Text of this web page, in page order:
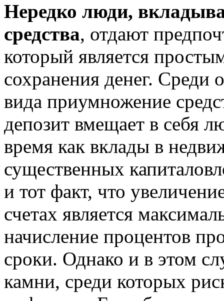
Нередко люди,
средства, отдают
который является
сохранения денег. Среди
вида приумножение
депозит вмещает в себя
время как вклады в
существенных
и тот факт, что
счетах является
начисление процентов
сроки. Однако и в этом
камни, среди которых